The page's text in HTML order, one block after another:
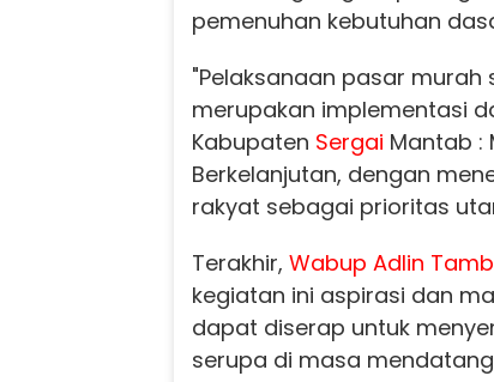
pemenuhan kebutuhan
"Pelaksanaan pasar murah
merupakan implementasi
Kabupaten Sergai Mantab :
Berkelanjutan, dengan
rakyat sebagai prioritas
Terakhir, Wabup Adlin
kegiatan ini aspirasi dan
dapat diserap untuk
serupa di masa